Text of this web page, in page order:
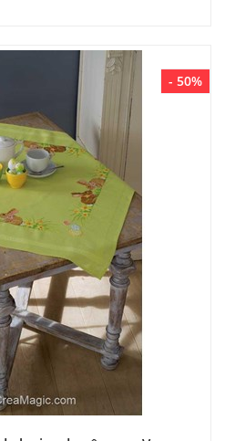
- 50%